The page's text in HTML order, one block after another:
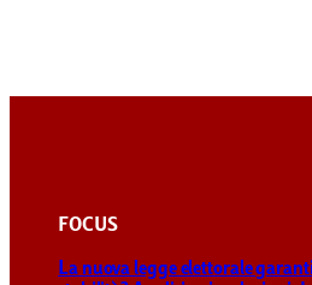
FOCUS
La nuova legge elettorale